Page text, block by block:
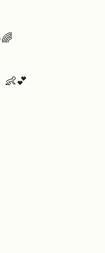
👶💕